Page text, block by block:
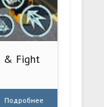
& Fight
Подробнее